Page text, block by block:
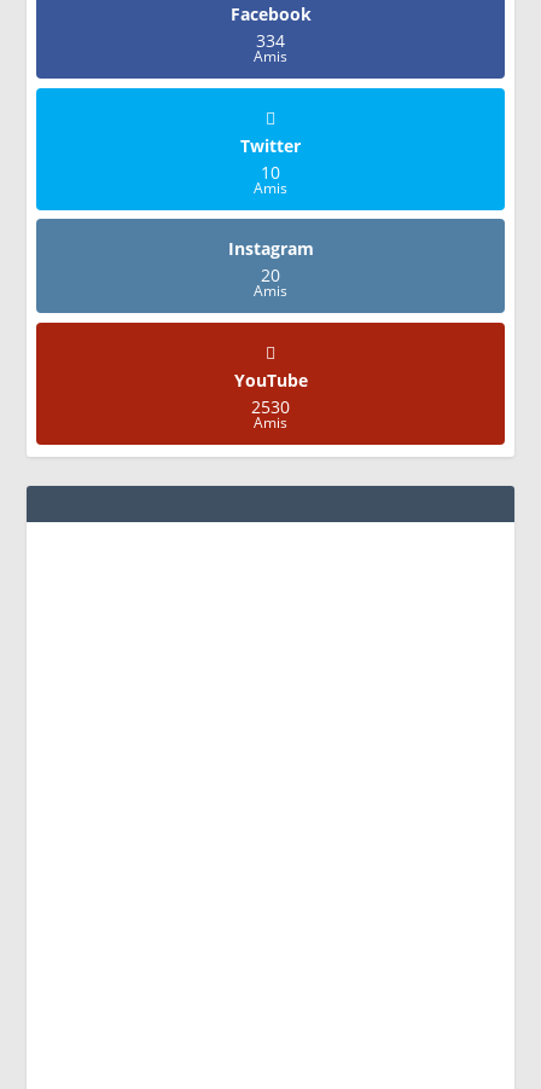
Facebook
334
Amis
Twitter
10
Amis
Instagram
20
Amis
YouTube
2530
Amis